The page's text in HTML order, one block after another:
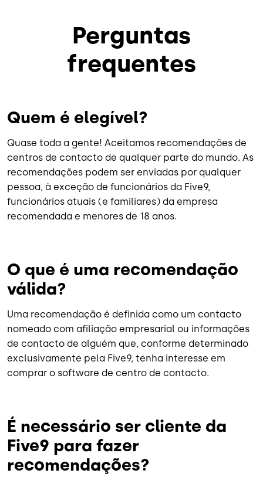
Perguntas
frequentes
Quem é elegível?
Quase toda a gente! Aceitamos recomendações de
centros de contacto de qualquer parte do mundo. As
recomendações podem ser enviadas por qualquer
pessoa, à exceção de funcionários da Five9,
funcionários atuais (e familiares) da empresa
recomendada e menores de 18 anos.
O que é uma recomendação
válida?
Uma recomendação é definida como um contacto
nomeado com afiliação empresarial ou informações
de contacto de alguém que, conforme determinado
exclusivamente pela Five9, tenha interesse em
comprar o software de centro de contacto.
É necessário ser cliente da
Five9 para fazer
recomendações?